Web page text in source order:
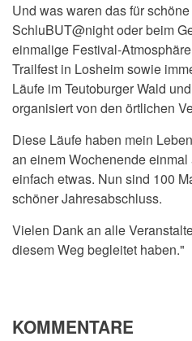
Und was waren das für
SchluBUT@night oder beim
einmalige Festival-
Trailfest in Losheim sowie
Läufe im Teutoburger Wald
organisiert von den örtlichen
Diese Läufe haben mein
an einem Wochenende
einfach etwas. Nun sind 100
schöner Jahresabschluss.
Vielen Dank an alle
diesem Weg begleitet haben."
KOMMENTARE